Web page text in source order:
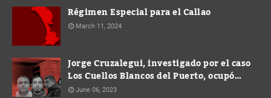
Régimen Especial para el Callao
March 11, 2024
Jorge Cruzalegui, investigado por el caso
Los Cuellos Blancos del Puerto, ocupó
cargo de Gerente en la Municipalidad de
June 06, 2023